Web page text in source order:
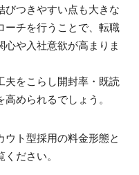
びつきやすい点も大きな
ーチを行うことで、転職
や入社意欲が高まりま
夫をこらし開封率・既読
められるでしょう。
ト型採用の料金形態と
ださい。